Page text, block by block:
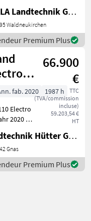
+
Boost
BULLA Landtechnik GmbH
Waldneukirchen
Premium Plus
66.900
€
TTC
(TVA/commission
incluse)
59.203,54 €
HT
fab. 2020
1987 h
Electro
Landtechnik Hütter GmbH & Co KG
Gnas
Premium Plus